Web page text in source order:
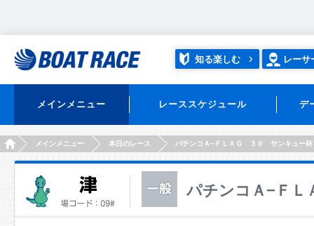
知る楽しむ レーサ
メインメニュー レーススケジュール デ
HOMEメインメニュー 本日のレース パチンコＡ−ＦＬＡＧ ３９ サンキュー杯
パチンコＡ−Ｆ